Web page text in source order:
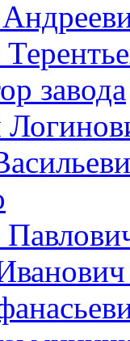
завода